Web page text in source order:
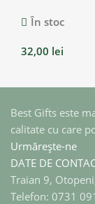
În stoc
32,00 lei
Best Gifts este
calitate cu care
Urmărește-ne
DATE DE
Traian 9,
Telefon: 0731